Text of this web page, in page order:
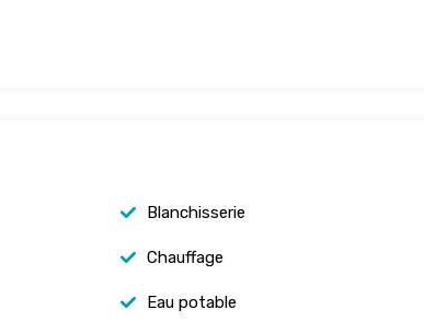
Blanchisserie
Chauffage
Eau potable